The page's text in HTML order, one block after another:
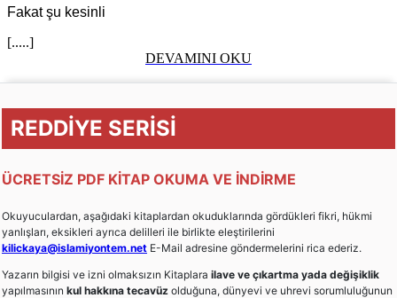
Fakat şu kesinli
[.....]
DEVAMINI OKU
REDDİYE SERİSİ
ÜCRETSİZ PDF KİTAP OKUMA VE İNDİRME
Okuyuculardan, aşağıdaki kitaplardan okuduklarında gördükleri fikri, hükmi
yanlışları, eksikleri ayrıca delilleri ile birlikte eleştirilerini
kilickaya@islamiyontem.net E-Mail adresine göndermelerini rica ederiz.
Yazarın bilgisi ve izni olmaksızın Kitaplara ilave ve çıkartma yada değişiklik
yapılmasının kul hakkına tecavüz olduğuna, dünyevi ve uhrevi sorumluluğunun